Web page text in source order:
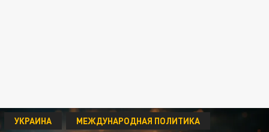
УКРАИНА МЕЖДУНАРОДНАЯ ПОЛИТИКА